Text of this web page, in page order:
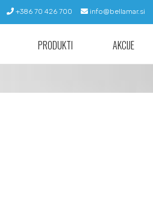
+386 70 426 700 info@bellamar.si
PRODUKTI AKCIJE